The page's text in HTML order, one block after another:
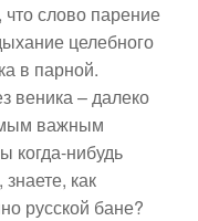
слово парение
целебного
в парной.
веника – далеко
важным
когда-нибудь
как
русской бане?